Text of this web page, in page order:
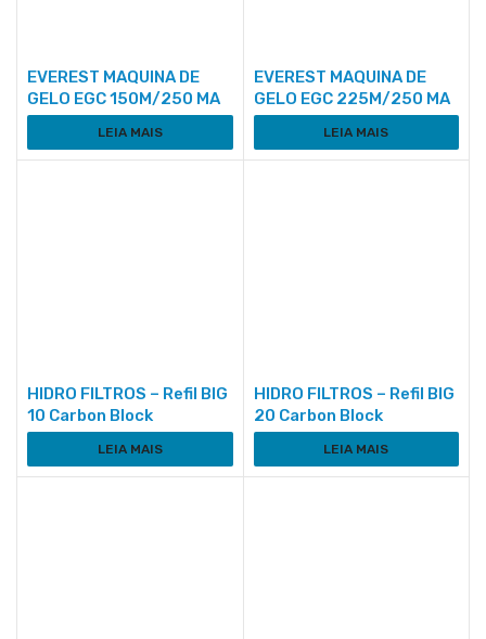
EVEREST MAQUINA DE
GELO EGC 150M/250 MA
LEIA MAIS
EVEREST MAQUINA DE
GELO EGC 225M/250 MA
LEIA MAIS
HIDRO FILTROS – Refil BIG
10 Carbon Block
LEIA MAIS
HIDRO FILTROS – Refil BIG
20 Carbon Block
LEIA MAIS